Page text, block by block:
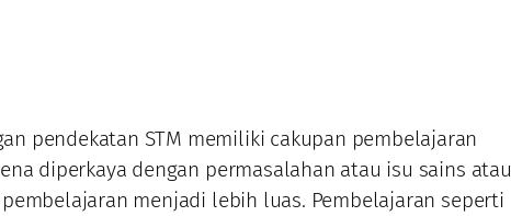
pendekatan STM memiliki cakupan pembelajaran
diperkaya dengan permasalahan atau isu sains atau
menjadi lebih luas. Pembelajaran seperti